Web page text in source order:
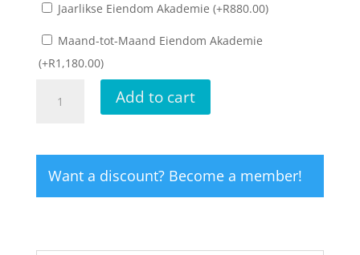
Jaarlikse Eiendom Akademie (+R880.00)
Maand-tot-Maand Eiendom Akademie
(+R1,180.00)
Workshop
Add to cart
Want a discount? Become a member!